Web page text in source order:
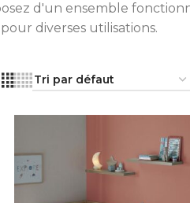
d'un ensemble
diverses utilisations.